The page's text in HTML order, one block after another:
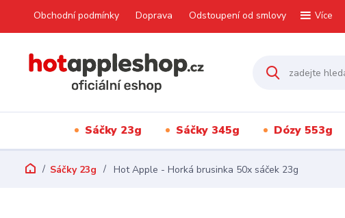
Obchodní podmínky Doprava Odstoupení od smlovy Více
Sáčky 23g Sáčky 345g Dózy 553g
Sáčky 23g Hot Apple - Horká brusinka 50x sáček 23g